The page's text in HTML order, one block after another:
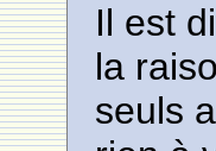
Il est
la
seuls